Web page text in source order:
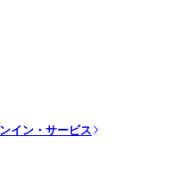
イン・サービス